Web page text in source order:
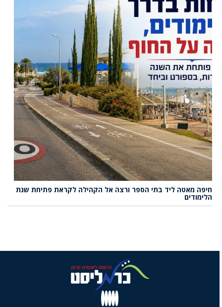
חיפה מאטה ליד בתי הספר ורצה אל הקהילה לקראת פתיחת שנת
הלימודים